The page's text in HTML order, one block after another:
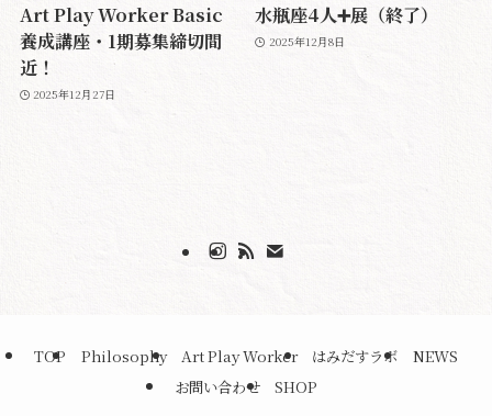
Art Play Worker Basic
養成講座・1期募集締切間
近！
2025年12月27日
水瓶座4人➕展（終了）
2025年12月8日
TOP Philosophy Art Play Worker はみだすラボ
NEWS
お問い合わせ
SHOP